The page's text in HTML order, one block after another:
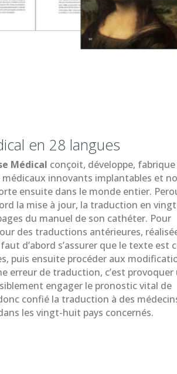
en 28 langues
Médical conçoit, développe,
innovants implantables et
ensuite dans le monde entier.
la mise à jour, la traduction en
du manuel de son cathéter. Pour
des traductions antérieures,
d’abord s’assurer que le texte est
puis ensuite procéder aux
erreur de traduction, c’est provoquer
engager le pronostic vital de
confié la traduction à des
les vingt-huit pays concernés.